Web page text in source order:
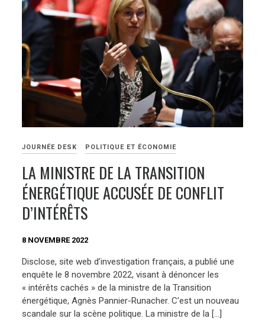
JOURNÉE DESK POLITIQUE ET ÉCONOMIE
LA MINISTRE DE LA TRANSITION
ÉNERGÉTIQUE ACCUSÉE DE CONFLIT
D’INTÉRÊTS
8 NOVEMBRE 2022
Disclose, site web d’investigation français, a publié une
enquête le 8 novembre 2022, visant à dénoncer les
« intérêts cachés » de la ministre de la Transition
énergétique, Agnès Pannier-Runacher. C’est un nouveau
scandale sur la scène politique. La ministre de la […]